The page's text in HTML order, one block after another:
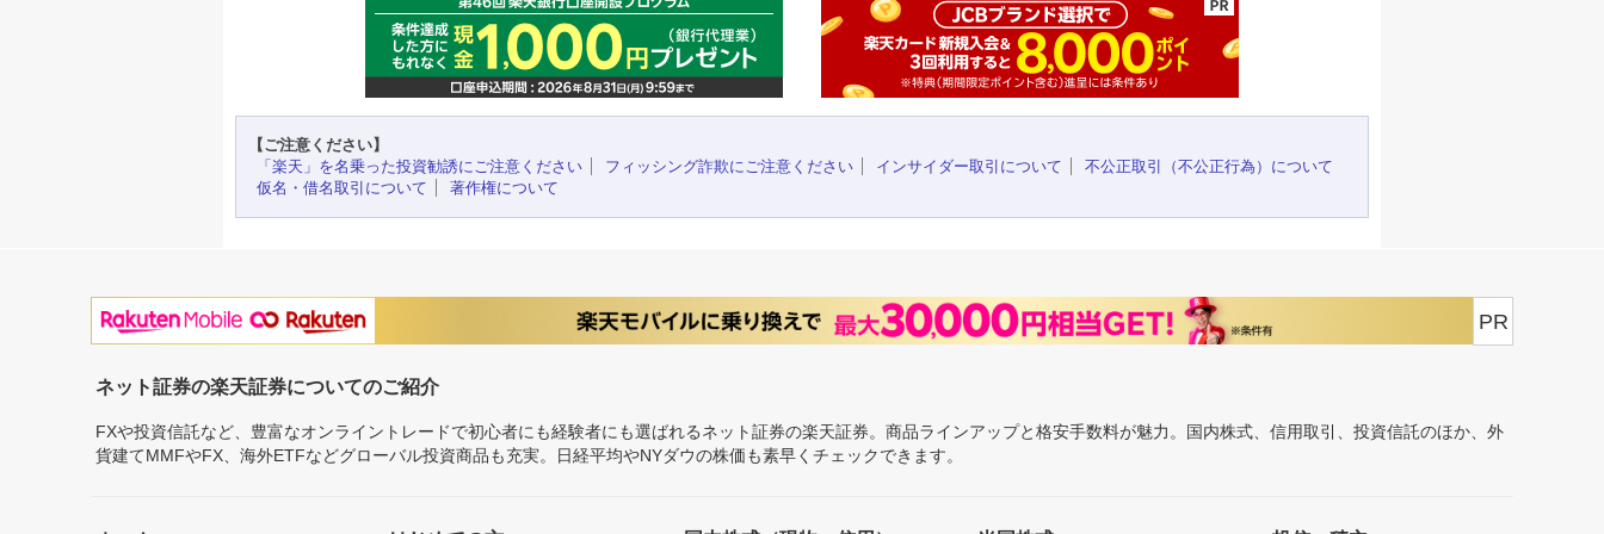
【ご注意ください】
「楽天」を名乗った投資勧誘にご注意ください
フィッシング詐欺にご注意ください インサイダー取引について
不公正取引（不公正行為）について
仮名・借名取引について
著作権について
PR
ネット証券の楽天証券についてのご紹介
FXや投資信託など、豊富なオンライントレードで初心者にも経験者にも選ばれるネット証券の楽天証券。商品ラインアップと格安手数料が魅力。国内株式、信用取引、投資信託のほか、外
貨建てMMFやFX、海外ETFなどグローバル投資商品も充実。日経平均やNYダウの株価も素早くチェックできます。